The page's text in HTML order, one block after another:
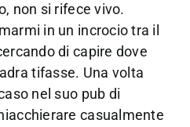
non si rifece vivo.
in un incrocio tra il
di capire dove
tifasse. Una volta
nel suo pub di
casualmente